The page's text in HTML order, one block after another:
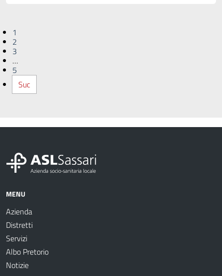
1
2
3
…
5
Suc
MENU
Azienda
Distretti
Servizi
Albo Pretorio
Notizie